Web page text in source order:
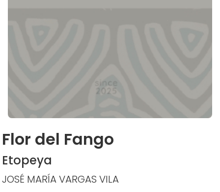
Flor del Fango
Etopeya
JOSÉ MARÍA VARGAS VILA